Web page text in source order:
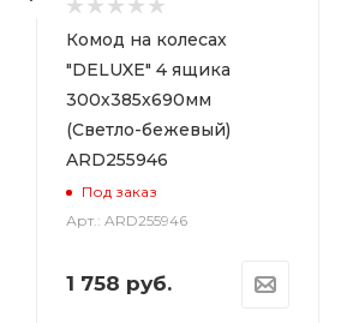
Комод на колесах
"DELUXE" 4 ящика
300х385х690мм
(Светло-бежевый)
ARD255946
Под заказ
Арт.: ARD255946
1 758 руб.